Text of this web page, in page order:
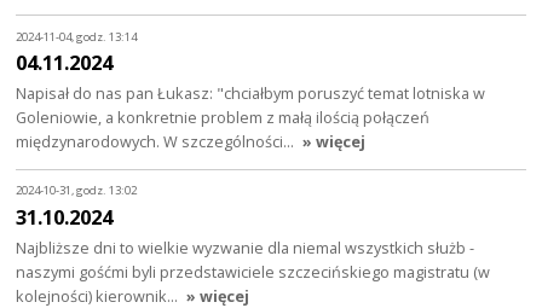
2024-11-04, godz. 13:14
04.11.2024
Napisał do nas pan Łukasz: "chciałbym poruszyć temat lotniska w
Goleniowie, a konkretnie problem z małą ilością połączeń
międzynarodowych. W szczególności… » więcej
2024-10-31, godz. 13:02
31.10.2024
Najbliższe dni to wielkie wyzwanie dla niemal wszystkich służb -
naszymi gośćmi byli przedstawiciele szczecińskiego magistratu (w
kolejności) kierownik… » więcej